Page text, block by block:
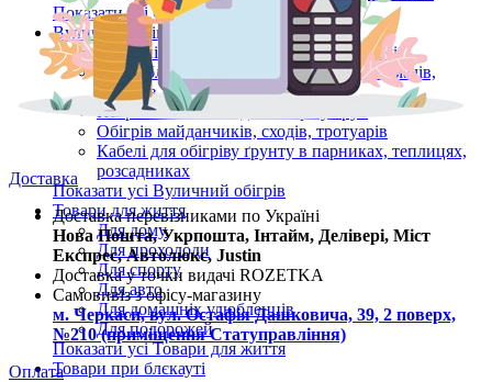
Показати усі Обігрів та сушіння
Вуличний обігрів
Підвісні вуличні інфрачервоні обігрівачі
Антиобледеніння для дахів, зливоприймачів,
жолобів і водостоків
Нагрівальні кабелі для обігріву труб
Обігрів майданчиків, сходів, тротуарів
Кабелі для обігріву ґрунту в парниках, теплицях,
розсадниках
Показати усі Вуличний обігрів
Товари для життя
Для дому
Для прохолоди
Для спорту
Для авто
Для домашніх улюбленців
Для подорожей
Показати усі Товари для життя
Товари при блєкауті
Доставка
Доставка перевізниками по Україні
Нова Пошта, Укрпошта, Інтайм, Делівері, Міст
Експрес, Автолюкс, Justin
Доставка у точки видачі ROZETKA
Самовивіз з офісу-магазину
м. Черкаси, вул. Остафія Дашковича, 39, 2 поверх,
№210 (приміщення Статуправління)
Оплата